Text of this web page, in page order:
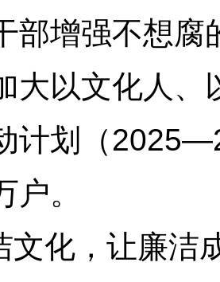
部增强不想
大以文化人、
计划（
。
文化，让廉洁